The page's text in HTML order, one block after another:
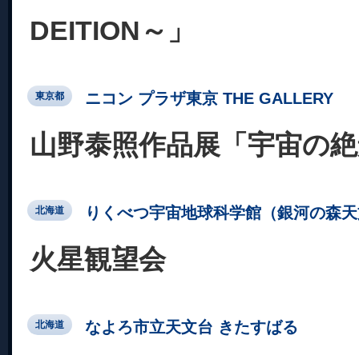
DEITION～」
東京都 ニコン プラザ東京 THE GALLERY
山野泰照作品展「宇宙の
北海道 りくべつ宇宙地球科学館（銀河の森
火星観望会
北海道 なよろ市立天文台 きたすばる